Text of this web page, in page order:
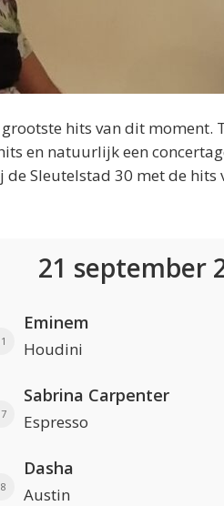
hits van dit moment.
en natuurlijk een
Sleutelstad 30 met de hits
21 september
Eminem
Houdini
Sabrina Carpenter
Espresso
Dasha
Austin